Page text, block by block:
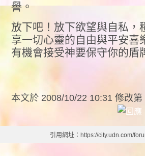
譽。
放下吧！放下欲望與自私，
享一切心靈的自由與平安喜
有機會接受神要保守你的盾
本文於 2008/10/22 10:31 修改第
引用網址：https://city.udn.com/